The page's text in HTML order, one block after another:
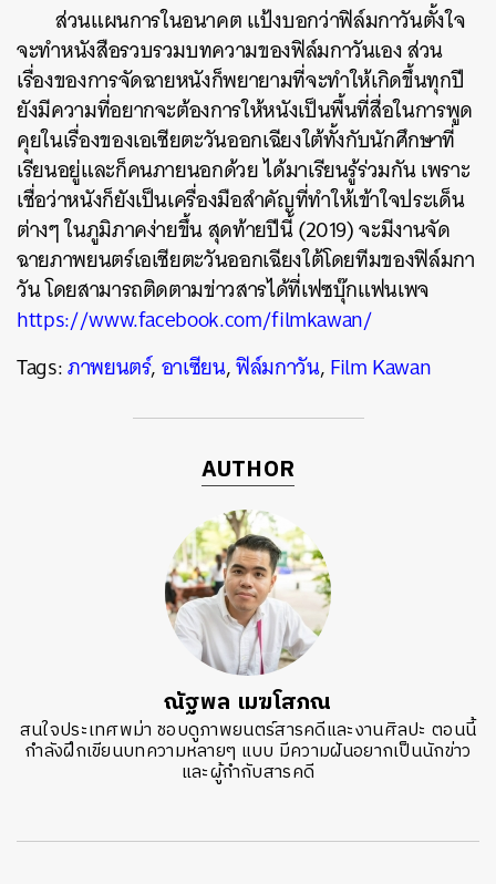
ส่วนแผนการในอนาคต แป้งบอกว่าฟิล์มกาวันตั้งใจ
จะทำหนังสือรวบรวมบทความของฟิล์มกาวันเอง ส่วน
เรื่องของการจัดฉายหนังก็พยายามที่จะทำให้เกิดขึ้นทุกปี
ยังมีความที่อยากจะต้องการให้หนังเป็นพื้นที่สื่อในการพูด
คุยในเรื่องของเอเชียตะวันออกเฉียงใต้ทั้งกับนักศึกษาที่
เรียนอยู่และก็คนภายนอกด้วย ได้มาเรียนรู้ร่วมกัน เพราะ
เชื่อว่าหนังก็ยังเป็นเครื่องมือสำคัญที่ทำให้เข้าใจประเด็น
ต่างๆ ในภูมิภาคง่ายขึ้น สุดท้ายปีนี้ (2019) จะมีงานจัด
ฉายภาพยนตร์เอเชียตะวันออกเฉียงใต้โดยทีมของฟิล์มกา
วัน โดยสามารถติดตามข่าวสารได้ที่เฟซบุ๊กแฟนเพจ
https://www.facebook.com/filmkawan/
Tags:ภาพยนตร์,อาเซียน,ฟิล์มกาวัน,Film Kawan
AUTHOR
ณัฐพล เมฆโสภณ
สนใจประเทศพม่า ชอบดูภาพยนตร์สารคดีและงานศิลปะ ตอนนี้
กำลังฝึกเขียนบทความหลายๆ แบบ มีความฝันอยากเป็นนักข่าว
และผู้กำกับสารคดี